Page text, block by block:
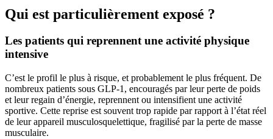
Qui est particulièrement exposé ?
Les patients qui reprennent une activité physique
intensive
C’est le profil le plus à risque, et probablement le plus fréquent. De
nombreux patients sous GLP-1, encouragés par leur perte de poids
et leur regain d’énergie, reprennent ou intensifient une activité
sportive. Cette reprise est souvent trop rapide par rapport à l’état réel
de leur appareil musculosquelettique, fragilisé par la perte de masse
musculaire.